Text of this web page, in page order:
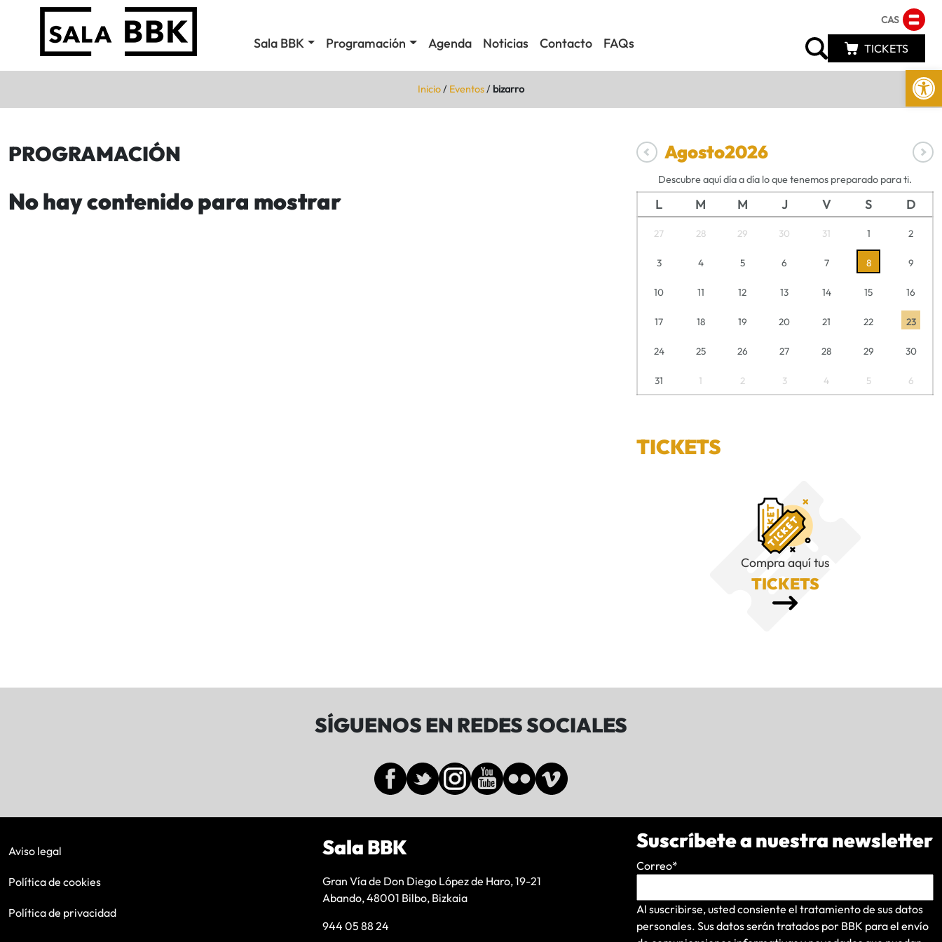
Abrir
Sala BBK Programación Agenda Noticias Contacto FAQs
CAS
TICKETS
Inicio/ Eventos/ bizarro
PROGRAMACIÓN
No hay contenido para mostrar
Agosto2026
Descubre aquí día a día lo que tenemos preparado para ti.
L M M J V S D
27 28 29 30 31 1 2
3 4 5 6 7 8 9
10 11 12 13 14 15 16
17 18 19 20 21 22 23
24 25 26 27 28 29 30
31 1 2 3 4 5 6
TICKETS
Compra aquí tus
TICKETS
SÍGUENOS EN REDES SOCIALES
Aviso legal
Política de cookies
Política de privacidad
Sala BBK
Gran Vía de Don Diego López de Haro, 19-21
Abando, 48001 Bilbo, Bizkaia
944 05 88 24
Suscríbete a nuestra newsletter
Correo*
Al suscribirse, usted consiente el tratamiento de sus datos
personales. Sus datos serán tratados por BBK para el envío